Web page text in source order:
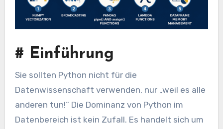
# Einführung
Sie sollten Python nicht für die
Datenwissenschaft verwenden, nur „weil es alle
anderen tun!“ Die Dominanz von Python im
Datenbereich ist kein Zufall. Es handelt sich um